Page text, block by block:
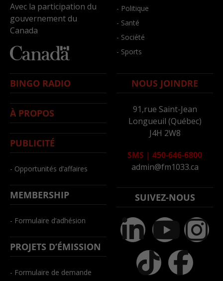
Avec la participation du
gouvernement du
Canada
- Politique
- Santé
- Société
- Sports
BINGO RADIO
À PROPOS
PUBLICITÉ
- Opportunités d’affaires
MEMBERSHIP
- Formulaire d’adhésion
PROJETS D’ÉMISSION
- Formulaire de demande
NOUS JOINDRE
91,rue Saint-Jean
Longueuil (Québec)
J4H 2W8
SMS | 450-646-6800
admin@fm1033.ca
SUIVEZ-NOUS